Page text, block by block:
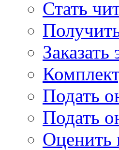
Стать
Подать
Подать
Оценить